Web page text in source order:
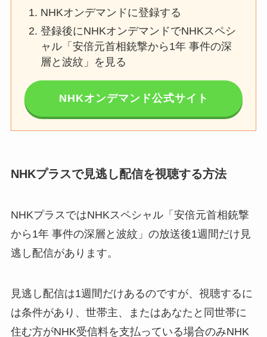
NHKオンデマンドに登録する
登録後にNHKオンデマンドでNHKスペシ
ャル「安倍元首相銃撃から1年 事件の深
層と波紋」を見る
NHKオンデマンド公式サイト
NHKプラスで見逃し配信を視聴する方法
NHKプラスではNHKスペシャル「安倍元首相銃撃
から1年 事件の深層と波紋」の放送後1週間だけ見
逃し配信があります。
見逃し配信は1週間だけあるのですが、視聴するに
は条件があり、世帯主、またはあなたと同世帯に
住む方がNHK受信料を支払っている場合のみNHK